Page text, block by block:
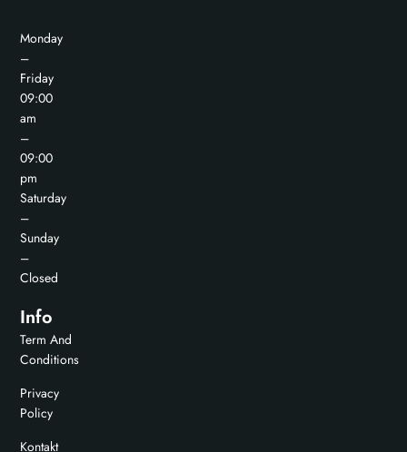
Monday
–
Friday
09:00
am
–
09:00
pm
Saturday
–
Sunday
–
Closed
Info
Term And
Conditions
Privacy
Policy
Kontakt